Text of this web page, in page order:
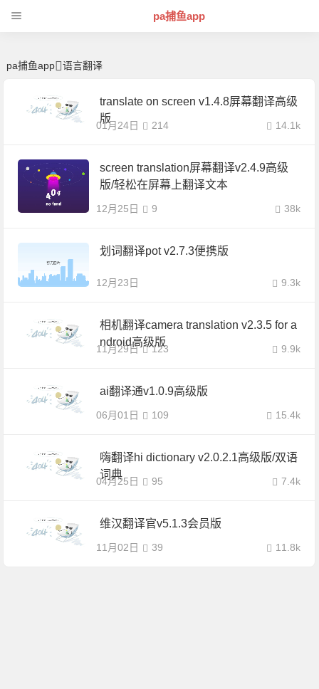
pa捕鱼app
pa捕鱼app 语言翻译
translate on screen v1.4.8屏幕翻译高级
版
01月24日 14.1k
214
screen translation屏幕翻译v2.4.9高级
版/轻松在屏幕上翻译文本
12月25日 38k
9
划词翻译pot v2.7.3便携版
12月23日 9.3k
相机翻译camera translation v2.3.5 for a
ndroid高级版
11月29日 9.9k
123
ai翻译通v1.0.9高级版
06月01日 15.4k
109
嗨翻译hi dictionary v2.0.2.1高级版/双语
词典
04月25日 7.4k
95
维汉翻译官v5.1.3会员版
11月02日 11.8k
39